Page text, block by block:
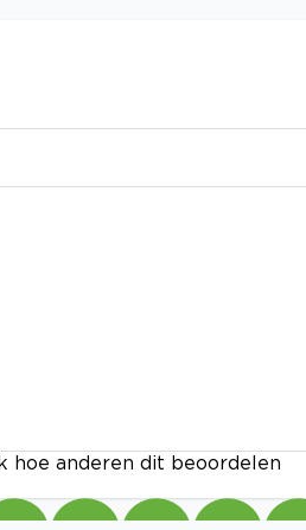
hoe anderen dit beoordelen